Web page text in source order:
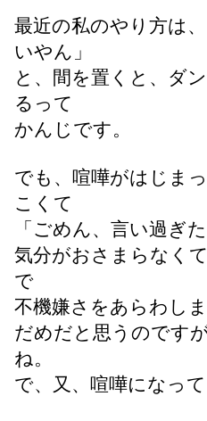
最近の私のやり方は
いやん」
と、間を置くと、ダ
るって
かんじです。
でも、喧嘩がはじま
こくて
「ごめん、言い過ぎ
気分がおさまらなく
で
不機嫌さをあらわし
だめだと思うのです
ね。
で、又、喧嘩になっ